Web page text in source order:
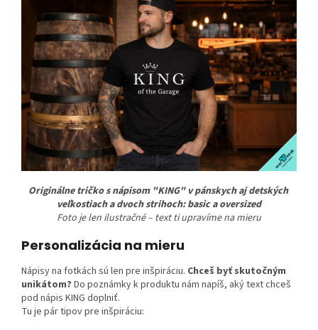
Originálne tričko s nápisom "KING" v pánskych aj detských
veľkostiach a dvoch strihoch: basic a oversized
Foto je len ilustračné – text ti upravíme na mieru
Personalizácia na mieru
Nápisy na fotkách sú len pre inšpiráciu. Chceš byť skutočným
unikátom? Do poznámky k produktu nám napíš, aký text chceš
pod nápis KING doplniť.
Tu je pár tipov pre inšpiráciu: